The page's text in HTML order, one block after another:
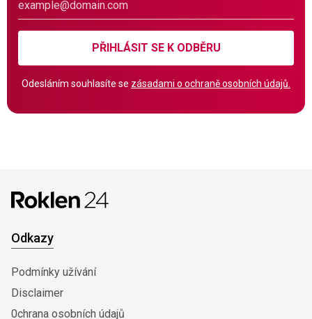
PŘIHLÁSIT SE K ODBĚRU
Odesláním souhlasíte se zásadami o ochraně osobních údajů.
Odkazy
Podmínky užívání
Disclaimer
0chrana osobních údajů